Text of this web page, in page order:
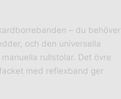
– du behöver
och den universella
rullstolar. Det övre
med reflexband ger